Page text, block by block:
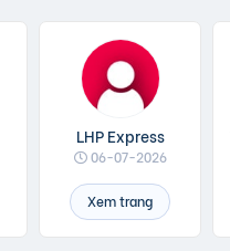
LHP Express
06-07-2026
Xem trang